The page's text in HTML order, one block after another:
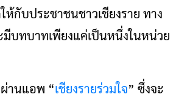
กับประชาชนชาวเชียงราย ทาง
มีบทบาทเพียงแค่เป็นหนึ่งในหน่วย
านแอพ “เชียงรายร่วมใจ” ซึ่งจะ